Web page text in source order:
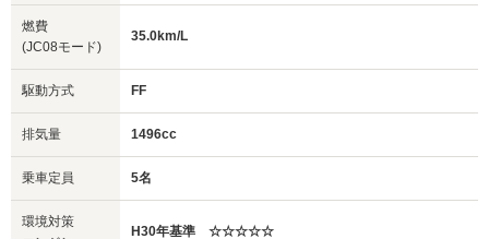
燃費
(JC08モード)
35.0km/L
駆動方式 FF
排気量 1496cc
乗車定員 5名
環境対策
H30年基準 ☆☆☆☆☆